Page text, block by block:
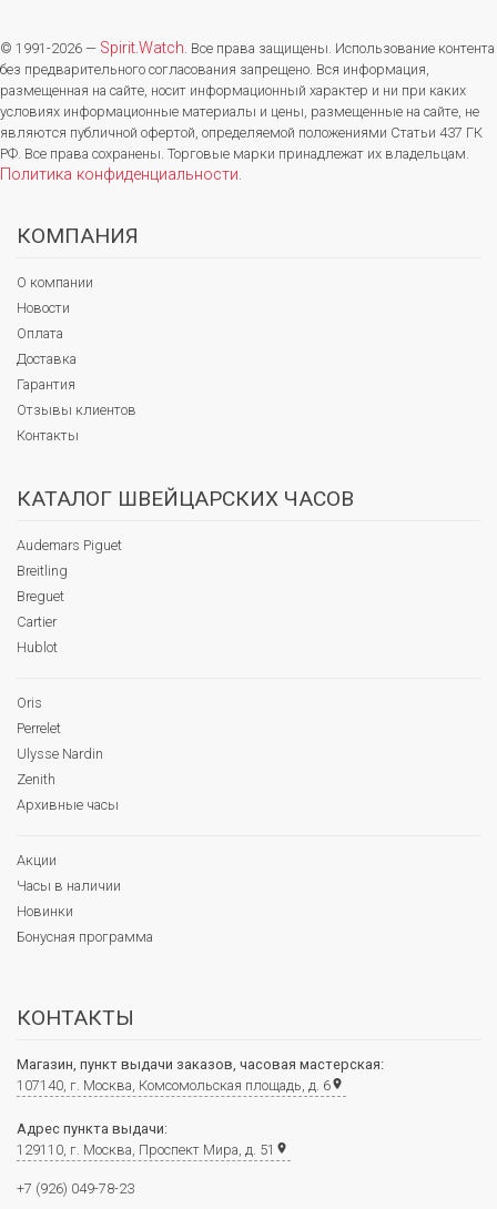
© 1991-2026 — Spirit.Watch. Все права защищены. Использование контента
без предварительного согласования запрещено. Вся информация,
размещенная на сайте, носит информационный характер и ни при каких
условиях информационные материалы и цены, размещенные на сайте, не
являются публичной офертой, определяемой положениями Статьи 437 ГК
РФ. Все права сохранены. Торговые марки принадлежат их владельцам.
Политика конфиденциальности.
КОМПАНИЯ
О компании
Новости
Оплата
Доставка
Гарантия
Отзывы клиентов
Контакты
КАТАЛОГ ШВЕЙЦАРСКИХ ЧАСОВ
Audemars Piguet
Breitling
Breguet
Cartier
Hublot
Oris
Perrelet
Ulysse Nardin
Zenith
Архивные часы
Акции
Часы в наличии
Новинки
Бонусная программа
КОНТАКТЫ
Магазин, пункт выдачи заказов, часовая мастерская:
107140, г. Москва, Комсомольская площадь, д. 6place
Адрес пункта выдачи:
129110, г. Москва, Проспект Мира, д. 51 place
+7 (926) 049-78-23